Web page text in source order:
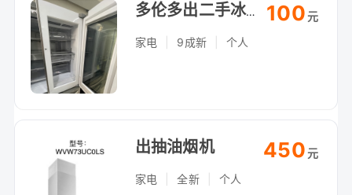
多伦多出二手冰箱，自提（Arthur Bonner Ave）
家电 9成新 个人
100元
出抽油烟机
家电 全新 个人
450元